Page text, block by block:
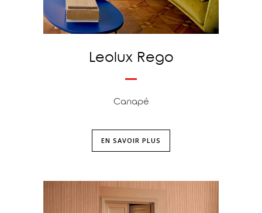
Leolux Rego
Canapé
EN SAVOIR PLUS